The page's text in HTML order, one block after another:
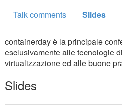
Talk comments
Slides
containerday è la principale
esclusivamente alle tecnologie
virtualizzazione ed alle buone
Slides